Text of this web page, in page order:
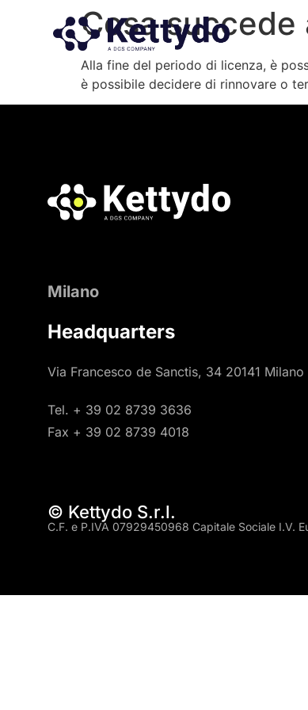
Cosa
Alla fine del periodo di licenza, è
è possibile decidere di rinnovare o
Milano
Headquarters
Via Francesco de Sanctis, 34 20141 Milano
Tel. + 39 02 8739 3636
Fax + 39 02 8739 4018
© Kettydo S.r.l.
C.F. e P.IVA 07929450968 Capitale Sociale I.V.